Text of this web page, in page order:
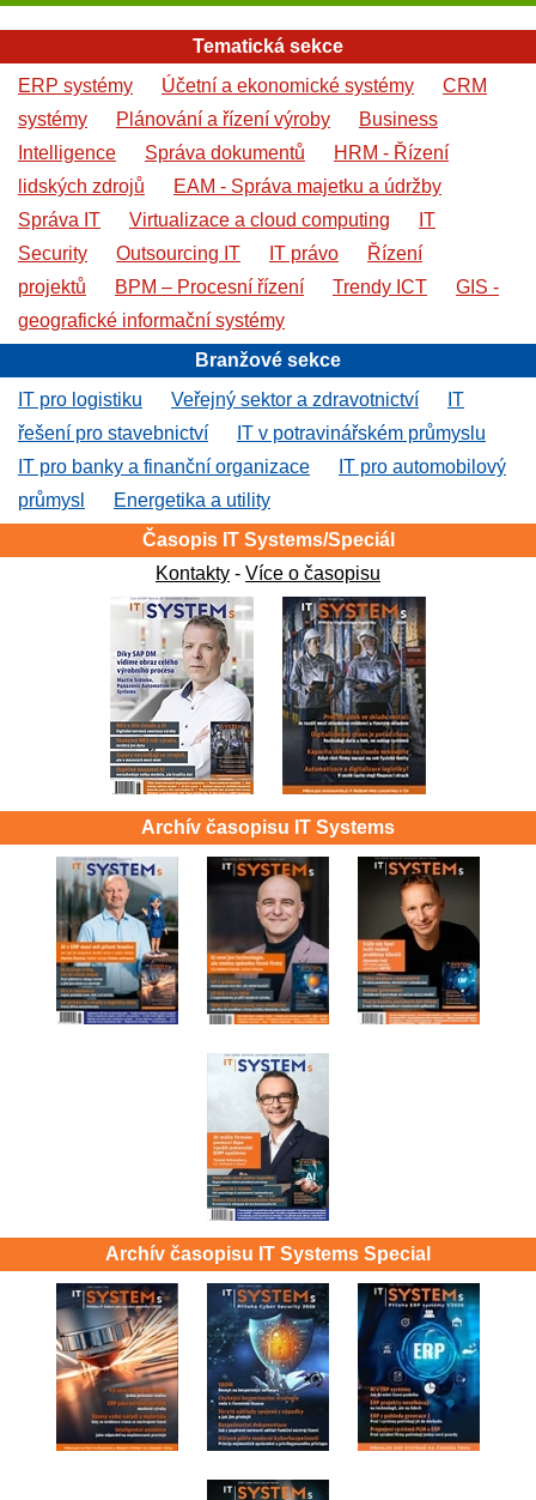
Tematická sekce
ERP systémy
Účetní a ekonomické systémy
CRM
systémy
Plánování a řízení výroby
Business
Intelligence
Správa dokumentů
HRM - Řízení
lidských zdrojů
EAM - Správa majetku a údržby
Správa IT
Virtualizace a cloud computing
IT
Security
Outsourcing IT IT právo
Řízení
projektů
BPM – Procesní řízení Trendy ICT
GIS -
geografické informační systémy
Branžové sekce
IT pro logistiku
Veřejný sektor a zdravotnictví
IT
řešení pro stavebnictví
IT v potravinářském průmyslu
IT pro banky a finanční organizace
IT pro automobilový
průmysl
Energetika a utility
Časopis IT Systems/Speciál
Kontakty - Více o časopisu
Archív časopisu IT Systems
Archív časopisu IT Systems Special